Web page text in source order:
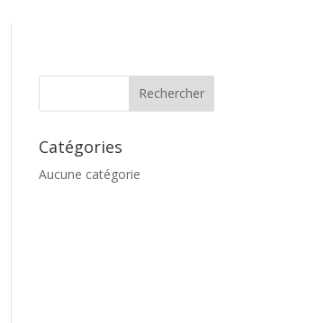
Catégories
Aucune catégorie